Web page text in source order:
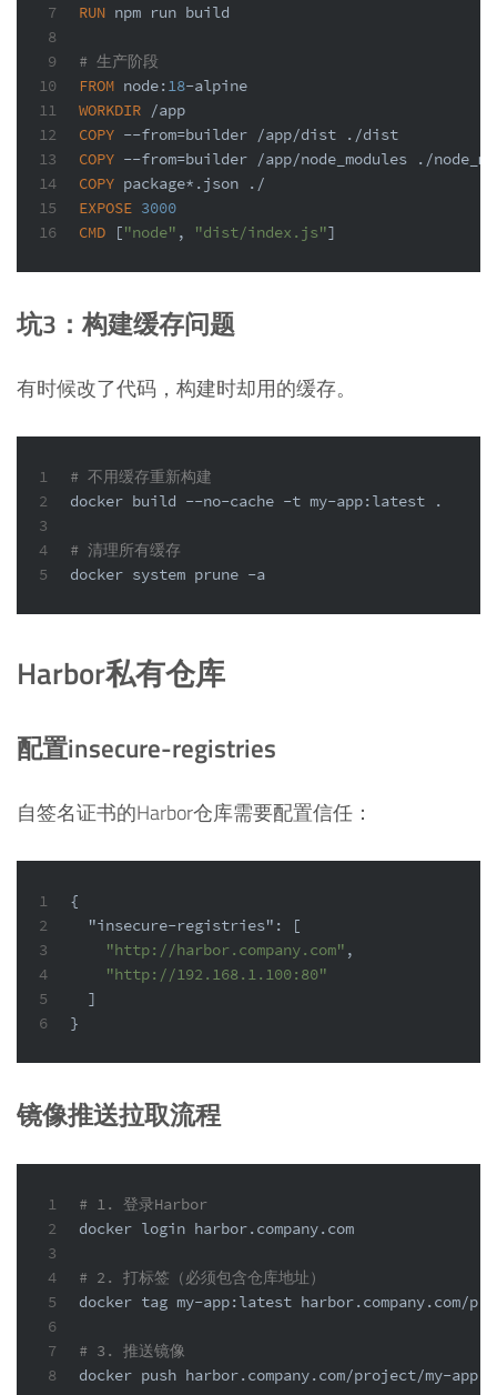
7
8
9
10
11
12
13
14
15
16
RUN npm run build
# 生产阶段
FROM node: 18-alpine
WORKDIR /app
COPY --from=builder /app/dist ./dist
COPY --from=builder /app/node_modules ./
COPY package*.json ./
EXPOSE 3000
CMD ["node" , "dist/index.js"]
坑3：构建缓存问题
有时候改了代码，构建时却用的缓存。
1
2
3
4
5
# 不用缓存重新构建
docker build --no-cache -t my-app:latest .
# 清理所有缓存
docker system prune -a
Harbor私有仓库
配置insecure-registries
自签名证书的Harbor仓库需要配置信任：
1
2
3
4
5
6
{
"insecure-registries" :
[
"http://harbor.company.com" ,
"http://192.168.1.100:80"
]
}
镜像推送拉取流程
1
2
3
4
5
6
7
8
# 1. 登录Harbor
docker login harbor.company.com
# 2. 打标签（必须包含仓库地址）
docker tag my-app:latest harbor.company.com/
# 3. 推送镜像
docker push harbor.company.com/project/my-